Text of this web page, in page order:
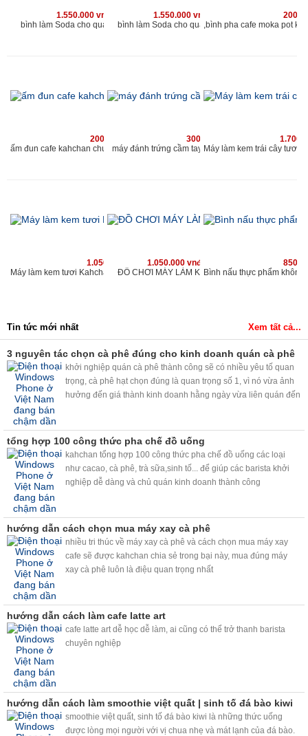
1.550.000 vnđ
bình làm Soda cho quán kahchan
1.550.000 vnđ
bình làm Soda cho quán kahchan
200.000 vnđ
ấm đun cafe kahchan chuyên dùng cho quán cafe và nhà hàng
300.000 vnđ
máy đánh trứng cầm tay chuyên dùng cho quán cafe
1.050.000 vnđ
Máy làm kem tươi Kahchan KEM2173, (xanh)-muốn ăn thì làm, ngay làm ngay có
1.050.000 vnđ
ĐỒ CHƠI MÁY LÀM KEM MINI
Tin tức mới nhất Xem tất cả...
3 nguyên tác chọn cà phê đúng cho kinh doanh quán cà phê
khởi nghiệp quán cà phê thành công sẽ có nhiều yêu tố quan
trọng, cà phê hạt chọn đúng là quan trọng số 1, vì nó vừa ảnh
hưởng đến giá thành kinh doanh hằng ngày vừa liên quán đến
tổng hợp 100 công thức pha chế đồ uống
kahchan tổng hợp 100 công thức pha chế đồ uống các loại
như cacao, cà phê, trà sữa,sinh tố... để giúp các barista khởi
nghiệp dễ dàng và chủ quán kinh doanh thành công
hướng dẫn cách chọn mua máy xay cà phê
nhiều tri thúc về máy xay cà phê và cách chọn mua máy xay
cafe sẽ được kahchan chia sẻ trong bại này, mua đúng máy
xay cà phê luôn là điệu quan trọng nhất
hướng dẫn cách làm cafe latte art
cafe latte art dễ học dễ làm, ai cũng có thể trở thanh barista
chuyên nghiệp
hướng dẫn cách làm smoothie việt quất | sinh tố đá bào kiwi
smoothie việt quất, sinh tố đá bào kiwi là những thức uống
được lòng mọi người với vị chua nhẹ và mát lạnh của đá bào.